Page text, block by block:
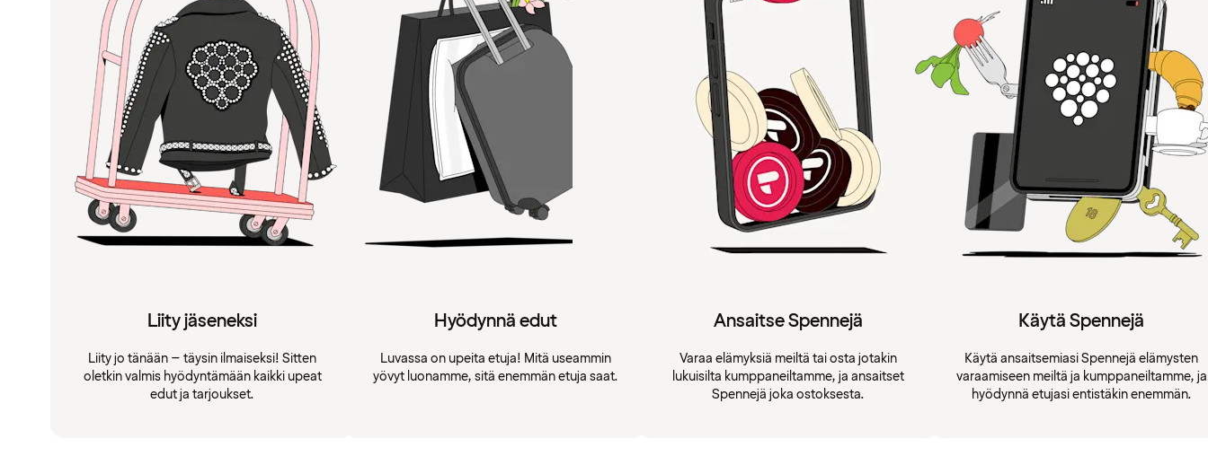
Liity jäseneksi
Liity jo tänään – täysin ilmaiseksi! Sitten
oletkin valmis hyödyntämään kaikki upeat
edut ja tarjoukset.
Hyödynnä edut
Luvassa on upeita etuja! Mitä useammin
yövyt luonamme, sitä enemmän etuja saat.
Ansaitse Spennejä
Varaa elämyksiä meiltä tai osta jotakin
lukuisilta kumppaneiltamme, ja ansaitset
Spennejä joka ostoksesta.
Käytä Spennejä
Käytä ansaitsemiasi Spennejä elämysten
varaamiseen meiltä ja kumppaneiltamme, ja
hyödynnä etujasi entistäkin enemmän.